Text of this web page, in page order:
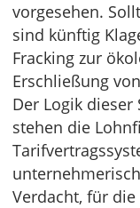
vorgesehen.
sind künftig
Fracking zur
Erschließung
Der Logik
stehen die
Verdacht, für die